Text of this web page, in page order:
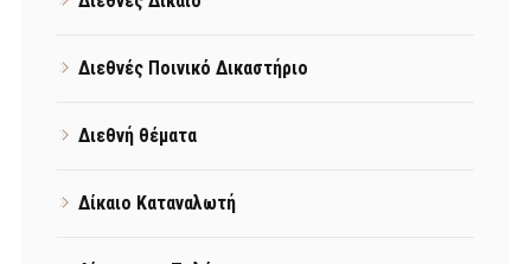
Διεθνές Ποινικό Δικαστήριο
Διεθνή θέματα
Δίκαιο Καταναλωτή